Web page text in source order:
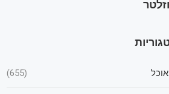
אוכל (655)